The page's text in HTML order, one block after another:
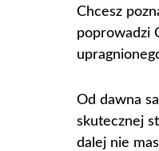
Chcesz
poprowadzi
Od dawna
skutecznej
dalej nie